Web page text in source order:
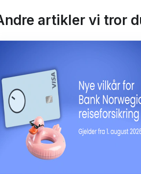
artikler vi tror